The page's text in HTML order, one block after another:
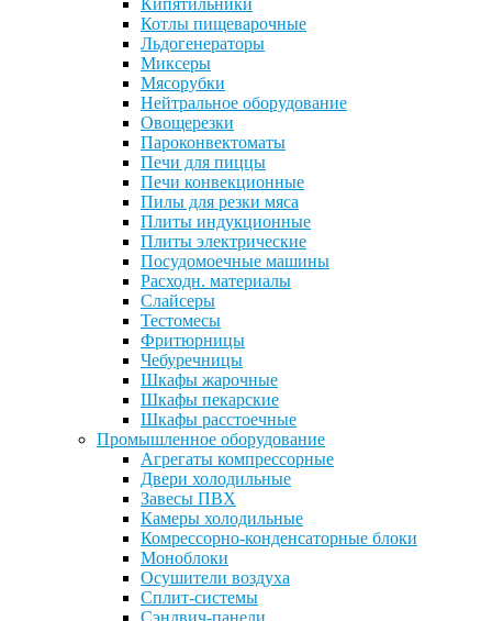
Кипятильники
Котлы пищеварочные
Льдогенераторы
Миксеры
Мясорубки
Нейтральное оборудование
Овощерезки
Пароконвектоматы
Печи для пиццы
Печи конвекционные
Пилы для резки мяса
Плиты индукционные
Плиты электрические
Посудомоечные машины
Расходн. материалы
Слайсеры
Тестомесы
Фритюрницы
Чебуречницы
Шкафы жарочные
Шкафы пекарские
Шкафы расстоечные
Промышленное оборудование
Агрегаты компрессорные
Двери холодильные
Завесы ПВХ
Камеры холодильные
Комрессорно-конденсаторные блоки
Моноблоки
Осушители воздуха
Сплит-системы
Сэндвич-панели